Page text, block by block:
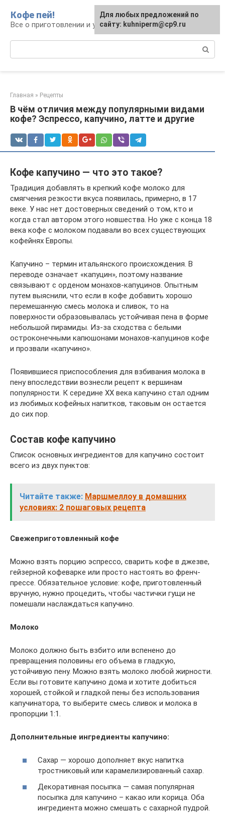
контенту
Кофе пей!
Все о приготовлении и употреблении кофе
Главная » Рецепты
В чём отличия между популярными видами
кофе? Эспрессо, капучино, латте и другие
Кофе капучино — что это такое?
Традиция добавлять в крепкий кофе молоко для
смягчения резкости вкуса появилась, примерно, в 17
веке. У нас нет достоверных сведений о том, кто и
когда стал автором этого новшества. Но уже с конца 18
века кофе с молоком подавали во всех существующих
кофейнях Европы.
Капучино – термин итальянского происхождения. В
переводе означает «капуцин», поэтому название
связывают с орденом монахов-капуцинов. Опытным
путем выяснили, что если в кофе добавить хорошо
перемешанную смесь молока и сливок, то на
поверхности образовывалась устойчивая пена в форме
небольшой пирамиды. Из-за сходства с белыми
остроконечными капюшонами монахов-капуцинов кофе
и прозвали «капучино».
Появившиеся приспособления для взбивания молока в
пену впоследствии вознесли рецепт к вершинам
популярности. К середине XX века капучино стал одним
из любимых кофейных напитков, таковым он остается
до сих пор.
Состав кофе капучино
Список основных ингредиентов для капучино состоит
всего из двух пунктов:
Читайте также: Маршмеллоу в домашних
условиях: 2 пошаговых рецепта
Свежеприготовленный кофе
Можно взять порцию эспрессо, сварить кофе в джезве,
гейзерной кофеварке или просто настоять во френч-
прессе. Обязательное условие: кофе, приготовленный
вручную, нужно процедить, чтобы частички гущи не
помешали наслаждаться капучино.
Молоко
Молоко должно быть взбито или вспенено до
превращения половины его объема в гладкую,
устойчивую пену. Можно взять молоко любой жирности.
Если вы готовите капучино дома и хотите добиться
хорошей, стойкой и гладкой пены без использования
капучинатора, то выберите смесь сливок и молока в
пропорции 1:1.
Дополнительные ингредиенты капучино:
Сахар — хорошо дополняет вкус напитка
тростниковый или карамелизированный сахар.
Декоративная посыпка — самая популярная
посыпка для капучино – какао или корица. Оба
ингредиента можно смешать с сахарной пудрой.
Для любых предложений по
сайту: kuhniperm@cp9.ru